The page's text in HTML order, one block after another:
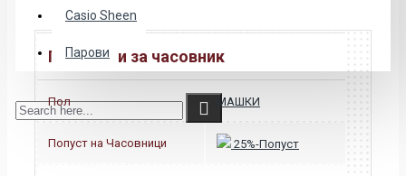
Casio Sheen
Парови
Податоци за часовник
Пол МАШКИ
Попуст на Часовници 25%-Попуст